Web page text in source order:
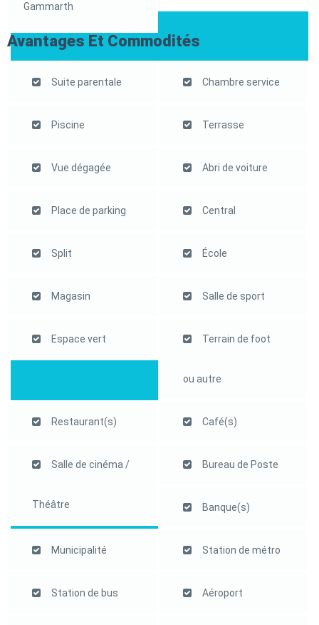
Gammarth
Avantages Et Commodités
Suite parentale Chambre service
Piscine Terrasse
Vue dégagée Abri de voiture
Place de parking Central
Split École
Magasin Salle de sport
Espace vert Terrain de foot
ou autre
Restaurant(s) Café(s)
Salle de cinéma /
Théâtre
Bureau de Poste
Banque(s)
Municipalité Station de métro
Station de bus Aéroport